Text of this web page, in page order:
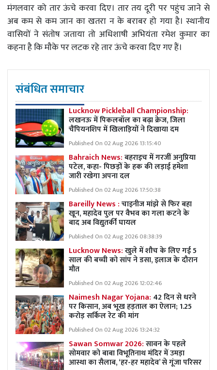
मंगलवार को तार ऊंचे करवा दिए। तार तय दूरी पर पहुंच जाने से
अब कम से कम जान का खतरा न के बराबर हो गया है। स्थानीय
वासियों ने संतोष जताया तो अधिशाषी अभियंता रमेश कुमार का
कहना है कि मौके पर लटक रहे तार ऊंचे करवा दिए गए हैं।
संबंधित समाचार
Lucknow Pickleball Championship:
लखनऊ में पिकलबॉल का बढ़ा क्रेज, जिला
चैंपियनशिप में खिलाड़ियों ने दिखाया दम
Published On 02 Aug 2026 13:15:40
Bahraich News:बहराइच में गरजीं अनुप्रिया
पटेल, कहा- पिछड़ों के हक की लड़ाई हमेशा
जारी रखेगा अपना दल
Published On 02 Aug 2026 17:50:38
Bareilly News :चाइनीज मांझे से फिर बहा
खून, महादेव पुल पर वैभव का गला कटने के
बाद अब विद्युतर्की घायल
Published On 02 Aug 2026 08:38:39
Lucknow News:खुले में शौच के लिए गई 5
साल की बच्ची को सांप ने डसा, इलाज के दौरान
मौत
Published On 02 Aug 2026 12:02:46
Naimesh Nagar Yojana: 42 दिन से धरने
पर किसान, अब भूख हड़ताल का ऐलान; 1.25
करोड़ सर्किल रेट की मांग
Published On 02 Aug 2026 13:24:32
Sawan Somwar 2026:सावन के पहले
सोमवार को बाबा विभूतिनाथ मंदिर में उमड़ा
आस्था का सैलाब, ‘हर-हर महादेव’ से गूंजा परिसर